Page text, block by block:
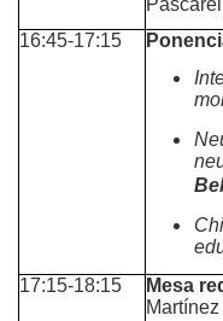
16:45-17:15
17:15-18:15
Mesa
Martínez